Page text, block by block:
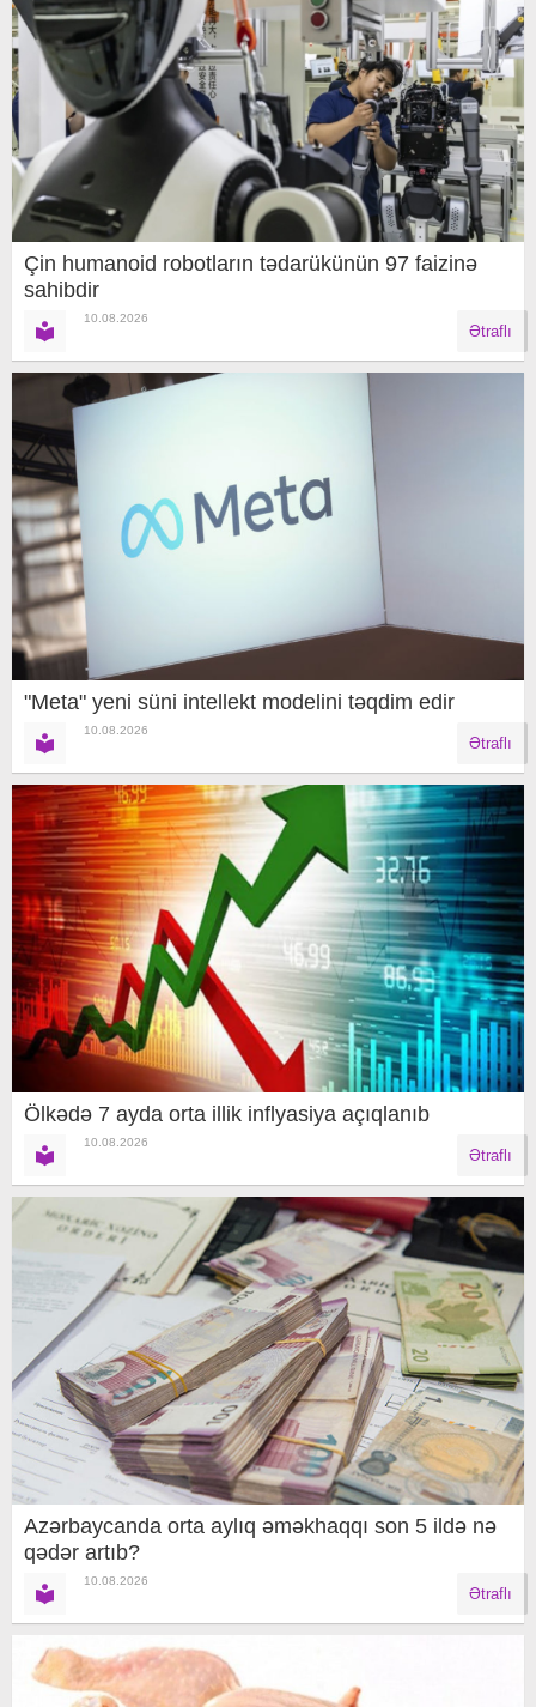
Çin humanoid robotların tədarükünün 97 faizinə
sahibdir
10.08.2026
Ətraflı
"Meta" yeni süni intellekt modelini təqdim edir
10.08.2026
Ətraflı
Ölkədə 7 ayda orta illik inflyasiya açıqlanıb
10.08.2026
Ətraflı
Azərbaycanda orta aylıq əməkhaqqı son 5 ildə nə
qədər artıb?
10.08.2026
Ətraflı